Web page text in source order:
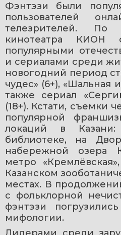
Фэнтэзи были
пользователей
телезрителей.
кинотеатра
популярными
и сериалами среди
новогодний период
чудес» (6+), «Шальная
также сериал
(18+). Кстати, съемки
популярной
локаций в
библиотеке, на
набережной озера
метро
Казанском
местах. В
с фольклорной
фэнтэзи
мифологии.